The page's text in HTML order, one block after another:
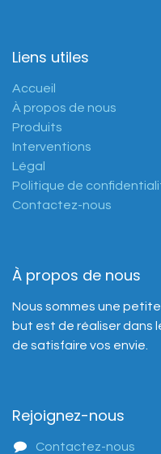
Liens utiles
Accueil
À propos de nous
Produits
Interventions
Légal
Politique de
Contactez-nous
À propos de nous
Nous sommes une
but est de réaliser dans
de satisfaire vos envie.
Rejoignez-nous
Contactez-nous